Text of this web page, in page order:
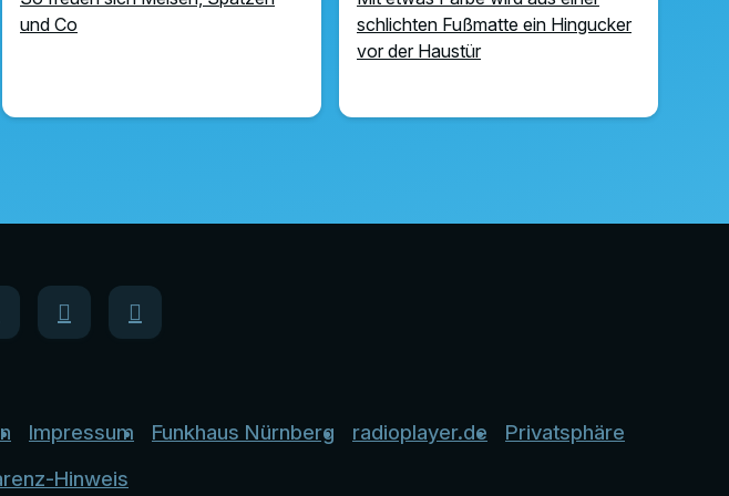
und Co
schlichten Fußmatte ein Hingucker
vor der Haustür
Impressum Funkhaus Nürnberg radioplayer.de
Privatsphäre
Hinweis